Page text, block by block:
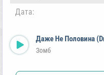
Дата:
Зомб